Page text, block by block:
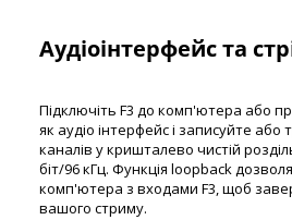
Аудіоінтерфейс та
Підключіть F3 до комп'ютера або
як аудіо інтерфейс і записуйте
каналів у кришталево чистій
біт/96 кГц. Функція loopback
комп'ютера з входами F3, щоб
вашого стриму.